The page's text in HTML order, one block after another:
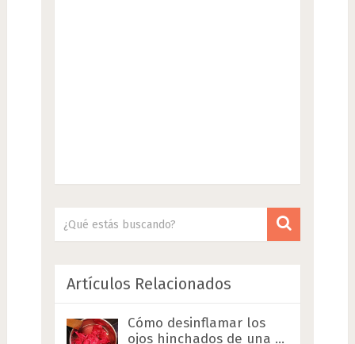
Artículos Relacionados
Cómo desinflamar los
ojos hinchados de una …